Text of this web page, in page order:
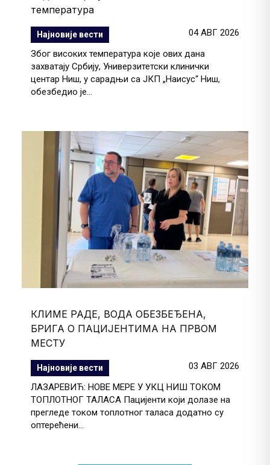
температура
Најновије вести
04 АВГ 2026
Због високих температура које ових дана
захватају Србију, Универзитетски клинички
центар Ниш, у сарадњи са ЈКП „Наисус“ Ниш,
обезбедио је...
КЛИМЕ РАДЕ, ВОДА ОБЕЗБЕЂЕНА,
БРИГА О ПАЦИЈЕНТИМА НА ПРВОМ
МЕСТУ
Најновије вести
03 АВГ 2026
ЛАЗАРЕВИЋ: НОВЕ МЕРЕ У УКЦ НИШ ТОКОМ
ТОПЛОТНОГ ТАЛАСА Пацијенти који долазе на
прегледе током топлотног таласа додатно су
оптерећени...